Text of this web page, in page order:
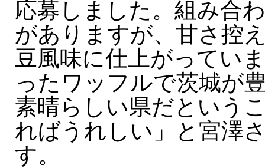
応募しました。組み合
がありますが、甘さ控
豆風味に仕上がってい
ったワッフルで茨城が
素晴らしい県だという
ればうれしい」と宮澤
す。